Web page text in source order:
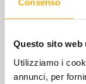
Consenso
Questo sito web
Utilizziamo i
annunci, per